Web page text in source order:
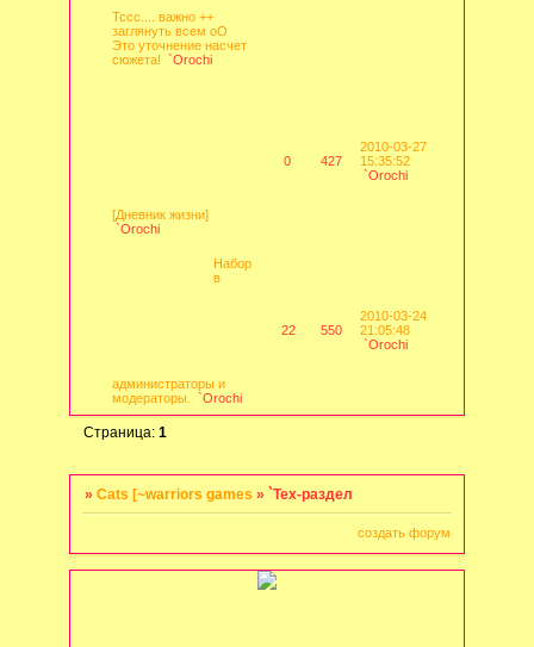
Тссс.... важно ++
заглянуть всем оО
Это уточнение насчет
сюжета!
`Orochi
[Дневник жизни]
`Orochi
0 427
2010-03-27
15:35:52
`Orochi
Набор
в
администраторы и
модераторы.
`Orochi
22 550
2010-03-24
21:05:48
`Orochi
Страница:1
»Cats [~warriors games » `Тех-раздел
создать форум